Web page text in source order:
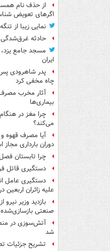
از حذف نام همسر
اگرهای تعویض
نمایی زیبا از
حادثه غرق‌شدگی در
مسجد جامع
ایران
پدر شاهرودی
چاه مخفی کرد
آثار مخرب مصرف
بیماری‌ها
چرا مغز در
می‌کند؟
آیا مصرف قهوه
دوران بارداری
چرا تابستان
دستگیری قاتل
دستگیری عامل
علیه زائران
بازدید وزیر
صنعتی بازسازی‌شده
آتش‌سوزی در
شد
تشریح جزئیات تصادف ۱۲ خودرو